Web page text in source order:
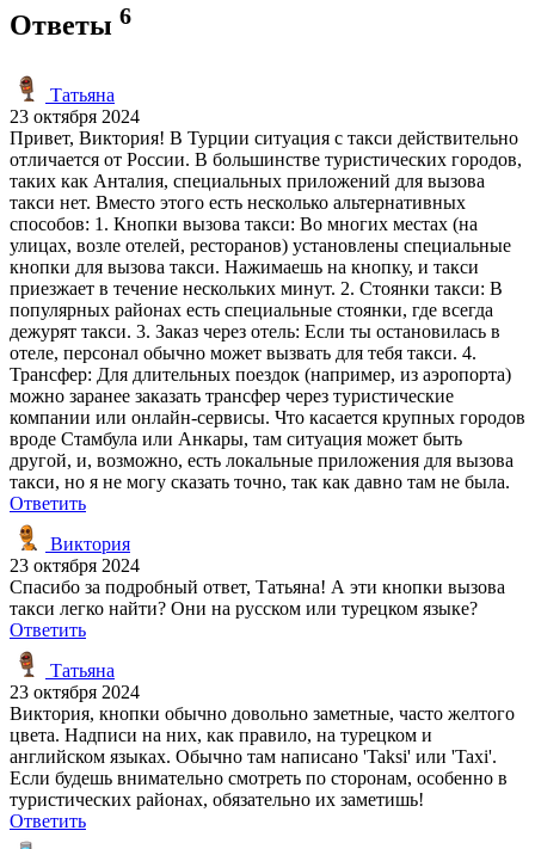
Ответы 6
Татьяна
23 октября 2024
Привет, Виктория! В Турции ситуация с такси действительно
отличается от России. В большинстве туристических городов,
таких как Анталия, специальных приложений для вызова
такси нет. Вместо этого есть несколько альтернативных
способов: 1. Кнопки вызова такси: Во многих местах (на
улицах, возле отелей, ресторанов) установлены специальные
кнопки для вызова такси. Нажимаешь на кнопку, и такси
приезжает в течение нескольких минут. 2. Стоянки такси: В
популярных районах есть специальные стоянки, где всегда
дежурят такси. 3. Заказ через отель: Если ты остановилась в
отеле, персонал обычно может вызвать для тебя такси. 4.
Трансфер: Для длительных поездок (например, из аэропорта)
можно заранее заказать трансфер через туристические
компании или онлайн-сервисы. Что касается крупных городов
вроде Стамбула или Анкары, там ситуация может быть
другой, и, возможно, есть локальные приложения для вызова
такси, но я не могу сказать точно, так как давно там не была.
Ответить
Виктория
23 октября 2024
Спасибо за подробный ответ, Татьяна! А эти кнопки вызова
такси легко найти? Они на русском или турецком языке?
Ответить
Татьяна
23 октября 2024
Виктория, кнопки обычно довольно заметные, часто желтого
цвета. Надписи на них, как правило, на турецком и
английском языках. Обычно там написано 'Taksi' или 'Taxi'.
Если будешь внимательно смотреть по сторонам, особенно в
туристических районах, обязательно их заметишь!
Ответить